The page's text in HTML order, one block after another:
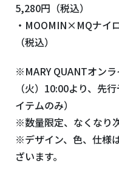
5,280円（税込）
・MOOMIN×MQナイ
（税込）
※MARY QUANTオン
（火）10:00より、先
イテムのみ）
※数量限定、なくなり
※デザイン、色、仕様
ざいます。